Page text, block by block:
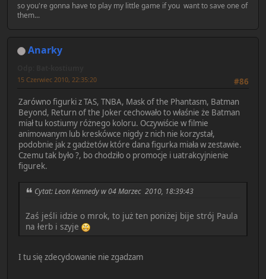
so you're gonna have to play my little game if you want to save one of
them...
Anarky
#86
15 Czerwiec 2010, 22:35:20
Zarówno figurki z TAS, TNBA, Mask of the Phantasm, Batman
Beyond, Return of the Joker cechowało to właśnie że Batman
miał tu kostiumy różnego koloru. Oczywiście w filmie
animowanym lub kreskówce nigdy z nich nie korzystał,
podobnie jak z gadżetów które dana figurka miała w zestawie.
Czemu tak było ?, bo chodziło o promocje i uatrakcyjnienie
figurek.
Cytat: Leon Kennedy w 04 Marzec 2010, 18:39:43
Zaś jeśli idzie o mrok, to już ten poniżej bije strój Paula
na łerb i szyje
I tu się zdecydowanie nie zgadzam